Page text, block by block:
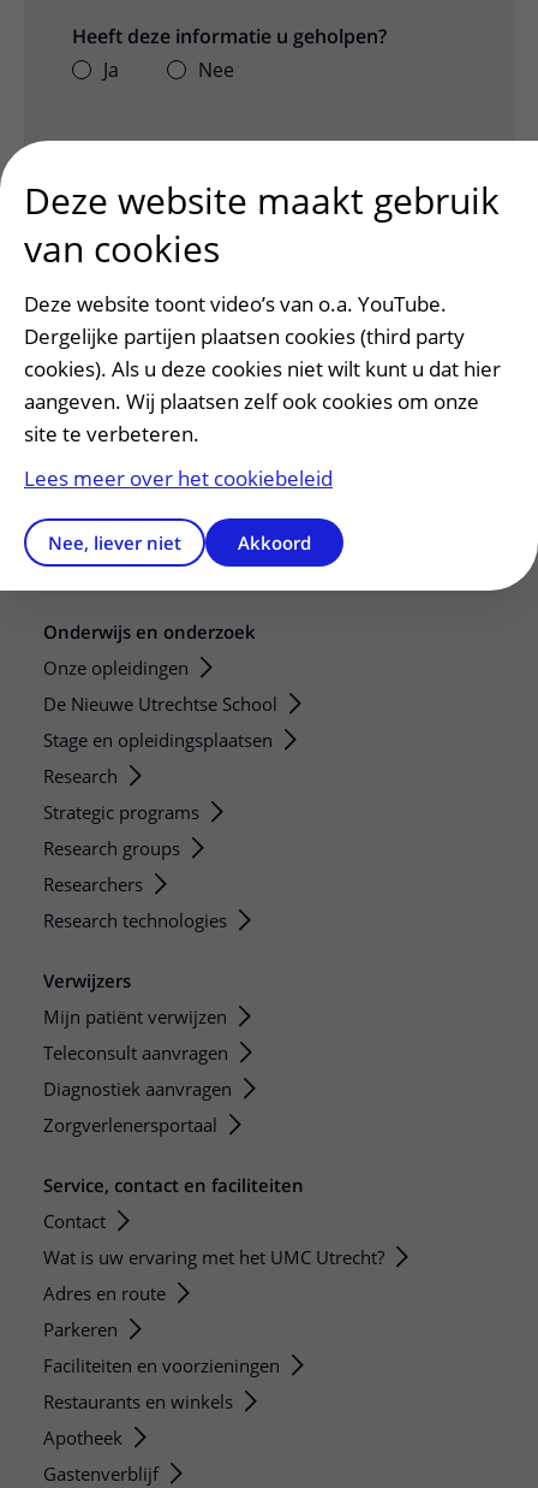
Heeft deze informatie u geholpen?
Ja
Nee
Patiënt en bezoek
Afspraak maken of wijzigen
Opvragen kopie dossier
Bezoektijden
Onderwijs en onderzoek
Onze opleidingen
De Nieuwe Utrechtse School
Stage en opleidingsplaatsen
Research
Strategic programs
Research groups
Researchers
Research technologies
Verwijzers
Mijn patiënt verwijzen
Teleconsult aanvragen
Diagnostiek aanvragen
Zorgverlenersportaal
Service, contact en faciliteiten
Contact
Wat is uw ervaring met het UMC Utrecht?
Adres en route
Parkeren
Faciliteiten en voorzieningen
Restaurants en winkels
Apotheek
Gastenverblijf
Deze website maakt gebruik
van cookies
Deze website toont video’s van o.a. YouTube.
Dergelijke partijen plaatsen cookies (third party
cookies). Als u deze cookies niet wilt kunt u dat hier
aangeven. Wij plaatsen zelf ook cookies om onze
site te verbeteren.
Lees meer over het cookiebeleid
Nee, liever niet Akkoord